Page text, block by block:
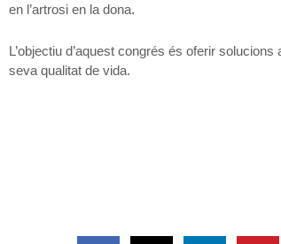
en l’artrosi en la dona.
L’objectiu d’aquest congrés és oferir
seva qualitat de vida.